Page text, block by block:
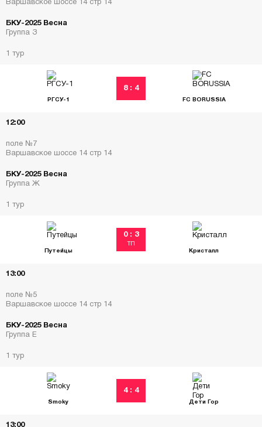
Варшавское шоссе 14 стр 14
1 тур
БКУ-2025 Весна
Группа З
12:00
поле №7
Варшавское шоссе 14 стр 14
1 тур
РГСУ-1
8 : 4
FC BORUSSIA
БКУ-2025 Весна
Группа Ж
13:00
поле №5
Варшавское шоссе 14 стр 14
1 тур
Путейцы
0 : 3
Кристалл
БКУ-2025 Весна
Группа Е
13:00
Smoky
4 : 4
Дети Гор